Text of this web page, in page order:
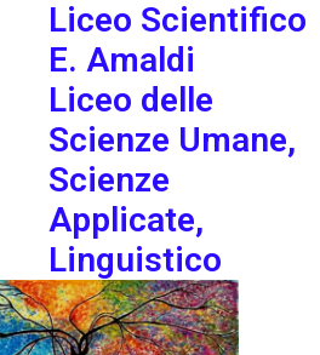
Liceo Scientifico
E. Amaldi
Liceo delle
Scienze Umane,
Scienze
Applicate,
Linguistico